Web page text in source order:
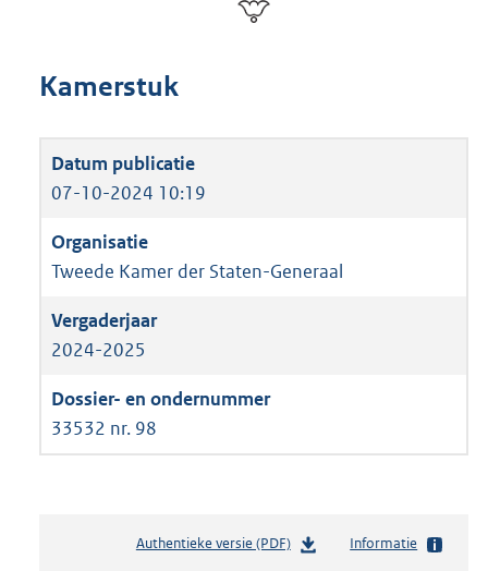
Kamerstuk
07-10-2024 10:19
Tweede Kamer der Staten-Generaal
2024-2025
33532 nr. 98
Authentieke versie (PDF)b
Informatie